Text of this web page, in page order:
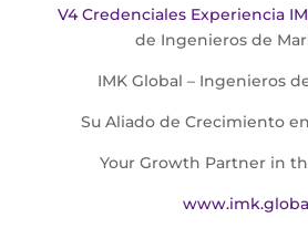
V4 Credenciales Experiencia
de Ingenieros de
IMK Global – Ingenieros
Su Aliado de Crecimiento
Your Growth Partner in